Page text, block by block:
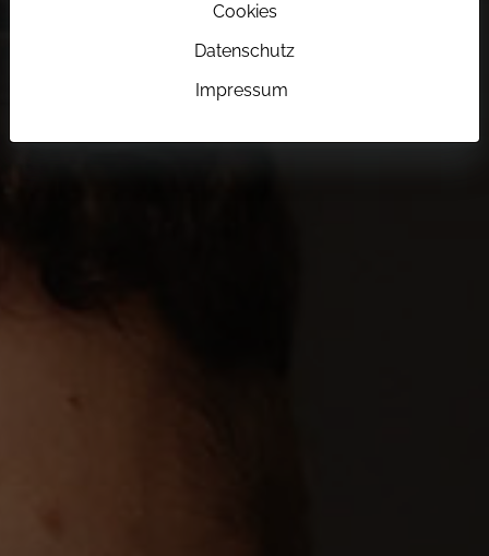
Cookies
Datenschutz
Impressum